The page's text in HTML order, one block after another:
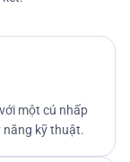
một cú nhấp
năng kỹ thuật.